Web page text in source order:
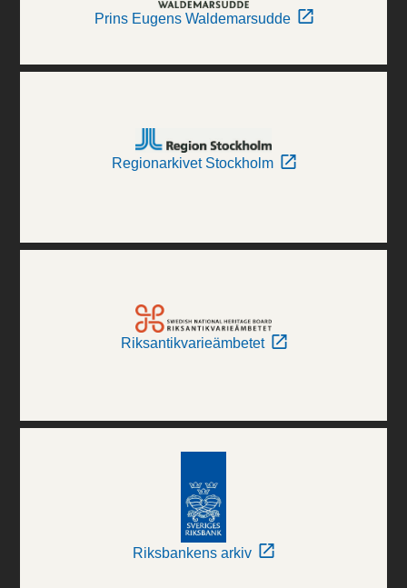
Prins Eugens Waldemarsudde
Regionarkivet Stockholm
Riksantikvarieämbetet
Riksbankens arkiv